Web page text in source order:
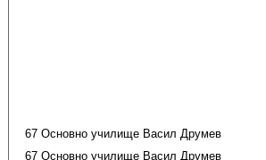
67 Основно училище Васил Друмев
67 Основно училище Васил Друмев